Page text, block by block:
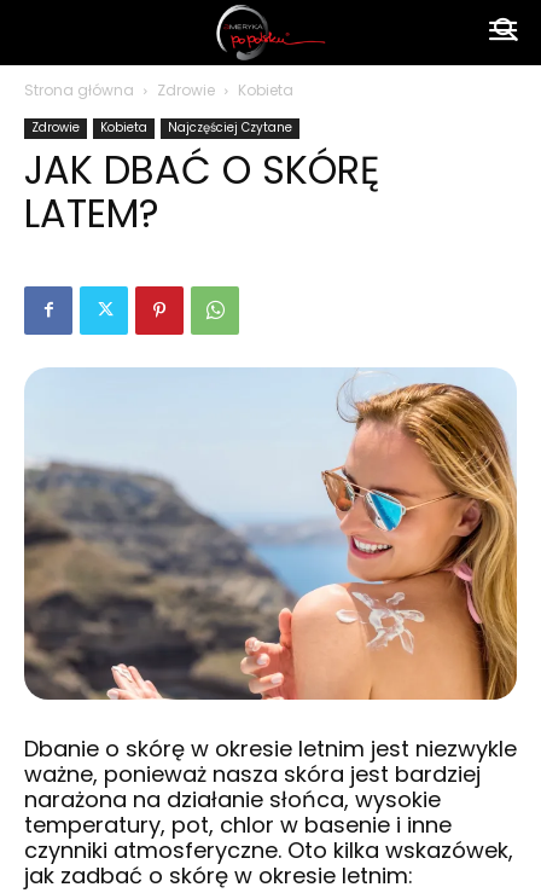
Strona główna Zdrowie Kobieta
Zdrowie Kobieta Najczęściej Czytane
JAK DBAĆ O SKÓRĘ
LATEM?
Dbanie o skórę w okresie letnim jest niezwykle
ważne, ponieważ nasza skóra jest bardziej
narażona na działanie słońca, wysokie
temperatury, pot, chlor w basenie i inne
czynniki atmosferyczne. Oto kilka wskazówek,
jak zadbać o skórę w okresie letnim: